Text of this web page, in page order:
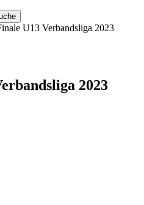
U13 Verbandsliga 2023
2023